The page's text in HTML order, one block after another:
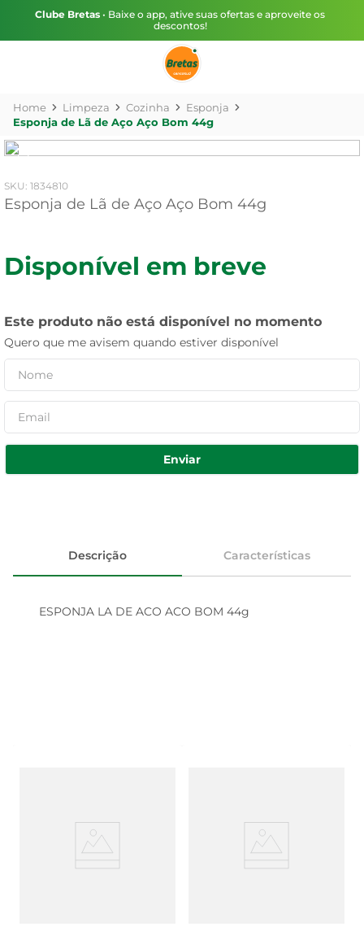
Clube Bretas • Baixe o app, ative suas ofertas e aproveite os
descontos!
Limpeza Cozinha
Esponja
Esponja de Lã de Aço Aço Bom 44g
: 1834810
Esponja de Lã de Aço Aço Bom 44g
Disponível em breve
Este produto não está disponível no momento
Quero que me avisem quando estiver disponível
Enviar
Descrição Características
ESPONJA LA DE ACO ACO BOM 44g